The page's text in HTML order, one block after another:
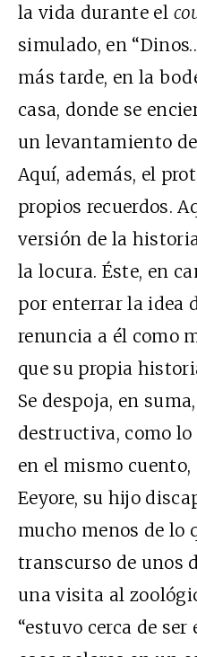
la vida durante el
simulado, en
más tarde, en la
casa, donde se
un levantamiento
Aquí, además, el
propios recuerdos.
versión de la
la locura. Éste, en
por enterrar la idea
renuncia a él como
que su propia
Se despoja, en
destructiva, como
en el mismo
Eeyore, su hijo
mucho menos de lo
transcurso de unos
una visita al
“estuvo cerca de